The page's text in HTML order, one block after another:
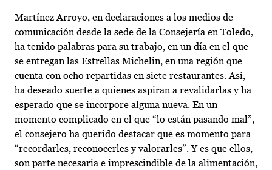
Martínez Arroyo, en declaraciones a los medios de
comunicación desde la sede de la Consejería en Toledo,
ha tenido palabras para su trabajo, en un día en el que
se entregan las Estrellas Michelin, en una región que
cuenta con ocho repartidas en siete restaurantes. Así,
ha deseado suerte a quienes aspiran a revalidarlas y ha
esperado que se incorpore alguna nueva. En un
momento complicado en el que “lo están pasando mal”,
el consejero ha querido destacar que es momento para
“recordarles, reconocerles y valorarles”. Y es que ellos,
son parte necesaria e imprescindible de la alimentación,